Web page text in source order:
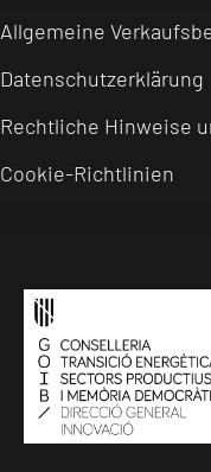
Allgemeine
Datenschutzerklärung
Rechtliche Hinweise
Cookie-Richtlinien